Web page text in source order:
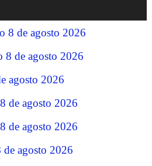
8 de agosto 2026
8 de agosto 2026
agosto 2026
de agosto 2026
de agosto 2026
agosto 2026